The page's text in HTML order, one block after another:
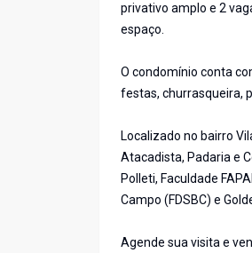
privativo amplo e 2
espaço.
O condomínio conta
festas, churrasqueira,
Localizado no bairro
Atacadista, Padaria e
Polleti, Faculdade
Campo (FDSBC) e
Agende sua visita e